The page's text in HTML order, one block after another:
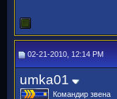
02-21-2010, 12:14 PM
umka01
Командир звена